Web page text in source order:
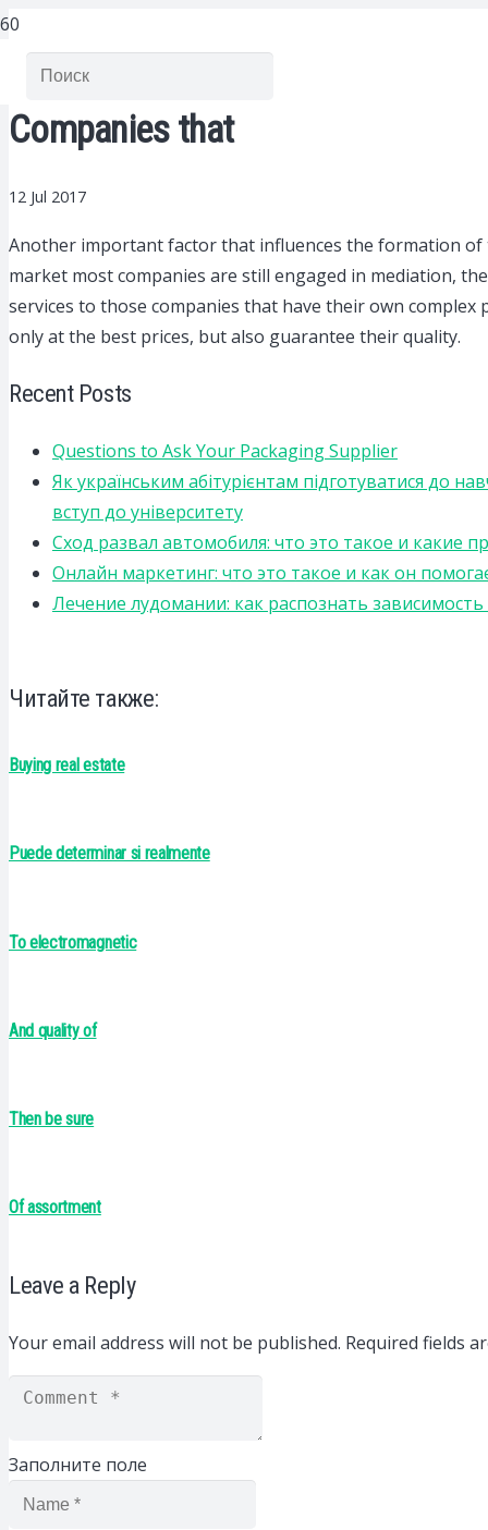
Companies that
12 Jul 2017
Another important factor that influences the formation of
market most companies are still engaged in mediation,
services to those companies that have their own
only at the best prices, but also guarantee their quality.
Recent Posts
Questions to Ask Your Packaging Supplier
Як українським абітурієнтам підготуватися до
вступ до університету
Сход развал автомобиля: что это такое и какие
Онлайн маркетинг: что это такое и как он
Лечение лудомании: как распознать
Читайте также:
Buying real estate
Puede determinar si realmente
To electromagnetic
And quality of
Then be sure
Of assortment
Leave a Reply
Your email address will not be published. Required fields
Заполните поле